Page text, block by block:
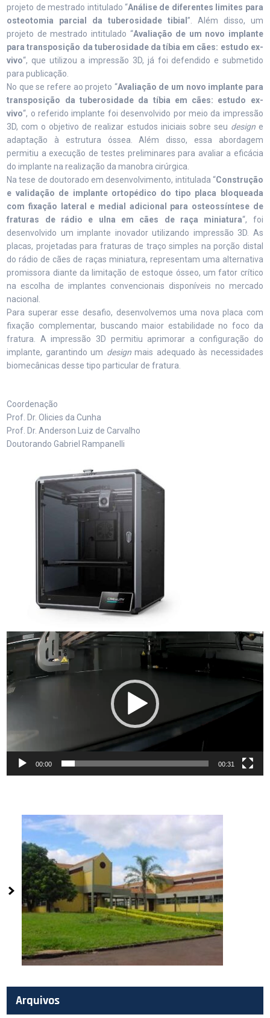
projeto de mestrado intitulado “Análise de diferentes limites para
osteotomia parcial da tuberosidade tibial ”. Além disso, um
projeto de mestrado intitulado “Avaliação de um novo implante
para transposição da tuberosidade da tíbia em cães: estudo ex-
vivo“, que utilizou a impressão 3D, já foi defendido e submetido
para publicação.
No que se refere ao projeto “Avaliação de um novo implante para
transposição da tuberosidade da tíbia em cães: estudo ex-
vivo“, o referido implante foi desenvolvido por meio da impressão
3D, com o objetivo de realizar estudos iniciais sobre seu designe
adaptação à estrutura óssea. Além disso, essa abordagem
permitiu a execução de testes preliminares para avaliar a eficácia
do implante na realização da manobra cirúrgica.
Na tese de doutorado em desenvolvimento, intitulada “Construção
e validação de implante ortopédico do tipo placa bloqueada
com fixação lateral e medial adicional para osteossíntese de
fraturas de rádio e ulna em cães de raça miniatura“, foi
desenvolvido um implante inovador utilizando impressão 3D. As
placas, projetadas para fraturas de traço simples na porção distal
do rádio de cães de raças miniatura, representam uma alternativa
promissora diante da limitação de estoque ósseo, um fator crítico
na escolha de implantes convencionais disponíveis no mercado
nacional.
Para superar esse desafio, desenvolvemos uma nova placa com
fixação complementar, buscando maior estabilidade no foco da
fratura. A impressão 3D permitiu aprimorar a configuração do
implante, garantindo um designmais adequado às necessidades
biomecânicas desse tipo particular de fratura.
Coordenação
Prof. Dr. Olicies da Cunha
Prof. Dr. Anderson Luiz de Carvalho
Doutorando Gabriel Rampanelli
Tocador
de
00:00 00:31
Arquivos